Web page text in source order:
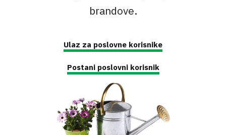
brandove.
Ulaz za poslovne korisnike
Postani poslovni korisnik